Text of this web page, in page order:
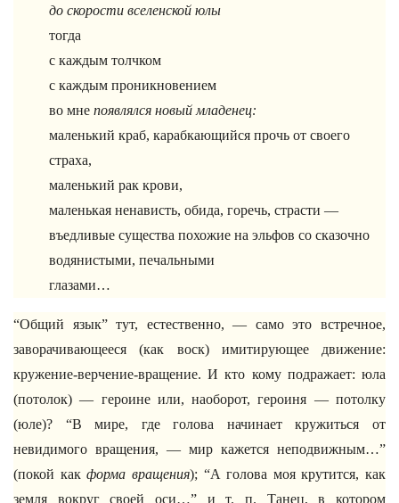
до скорости вселенской юлы
тогда
с каждым толчком
с каждым проникновением
во мне появлялся новый младенец:
маленький краб, карабкающийся прочь от своего
страха,
маленький рак крови,
маленькая ненависть, обида, горечь, страсти —
въедливые существа похожие на эльфов со сказочно
водянистыми, печальными
глазами…
“Общий язык” тут, естественно, — само это встречное,
заворачивающееся (как воск) имитирующее движение:
кружение-верчение-вращение. И кто кому подражает: юла
(потолок) — героине или, наоборот, героиня — потолку
(юле)? “В мире, где голова начинает кружиться от
невидимого вращения, — мир кажется неподвижным…”
(покой какформа вращения); “А голова моя крутится, как
земля вокруг своей оси…” и т. п. Танец, в котором